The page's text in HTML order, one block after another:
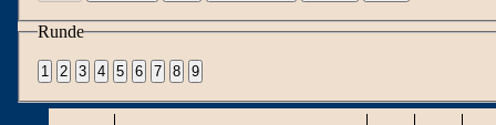
Runde